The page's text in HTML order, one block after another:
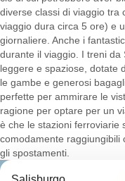
diverse classi di viaggio tra
viaggio dura circa 5 ore) e
giornaliere. Anche i
durante il viaggio. I treni da
leggere e spaziose, dotate
le gambe e generosi
perfette per ammirare le
ragione per optare per un
è che le stazioni ferroviarie
comodamente raggiungibili
gli spostamenti.